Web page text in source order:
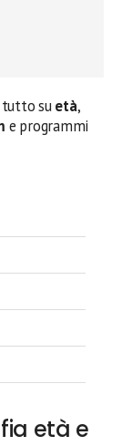
tutto suetà,
e programmi
età e